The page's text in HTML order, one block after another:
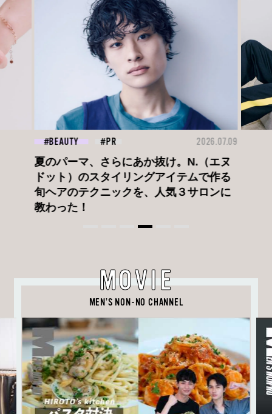
FASHION 2026.07.09
ロエベの新しい世界へようこそ。大胆な
コントラストとレイヤードの先に。装う
喜び、明るいスピリット
MOVIE
MEN’S NON-NO CHANNEL